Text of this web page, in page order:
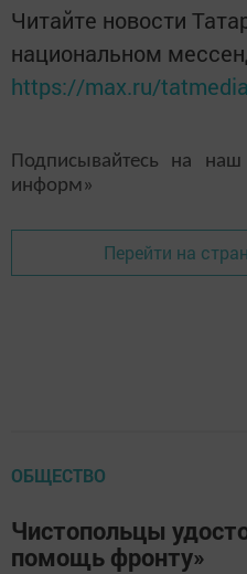
Читайте новости
национальном
https://max.ru/tatmedia
Подписывайтесь на наш
информ»
Перейти на
ОБЩЕСТВО
Чистопольцы
помощь фронту»